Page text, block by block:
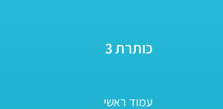
כותרת 3
עמוד ראשי